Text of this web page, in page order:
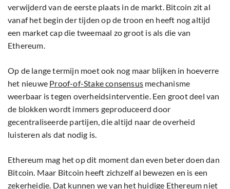
verwijderd van de eerste plaats in de markt. Bitcoin zit al
vanaf het begin der tijden op de troon en heeft nog altijd
een market cap die tweemaal zo groot is als die van
Ethereum.
Op de lange termijn moet ook nog maar blijken in hoeverre
het nieuwe Proof-of-Stake consensus mechanisme
weerbaar is tegen overheidsinterventie. Een groot deel van
de blokken wordt immers geproduceerd door
gecentraliseerde partijen, die altijd naar de overheid
luisteren als dat nodig is.
Ethereum mag het op dit moment dan even beter doen dan
Bitcoin. Maar Bitcoin heeft zichzelf al bewezen en is een
zekerheidje. Dat kunnen we van het huidige Ethereum niet